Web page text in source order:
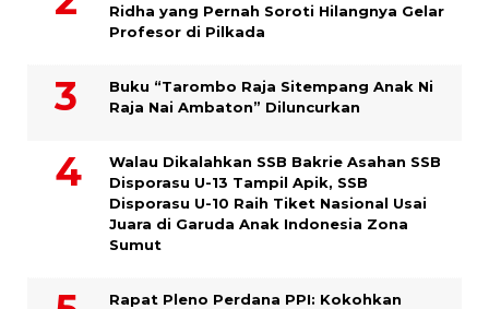
Ridha yang Pernah Soroti Hilangnya Gelar
Profesor di Pilkada
Buku “Tarombo Raja Sitempang Anak Ni
Raja Nai Ambaton” Diluncurkan
Walau Dikalahkan SSB Bakrie Asahan SSB
Disporasu U-13 Tampil Apik, SSB
Disporasu U-10 Raih Tiket Nasional Usai
Juara di Garuda Anak Indonesia Zona
Sumut
Rapat Pleno Perdana PPI: Kokohkan